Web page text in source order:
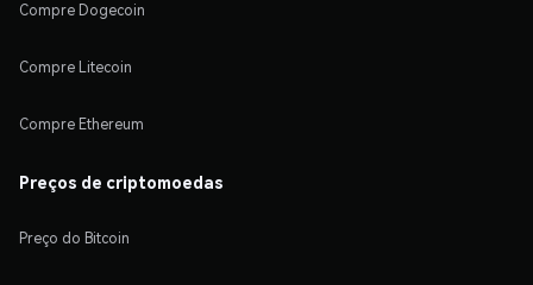
Compre Dogecoin
Compre Litecoin
Compre Ethereum
Preços de criptomoedas
Preço do Bitcoin